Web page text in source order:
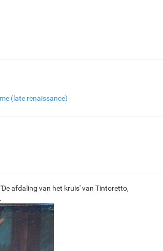
F2833-204
(late renaissance)
afdaling van het kruis' van Tintoretto,